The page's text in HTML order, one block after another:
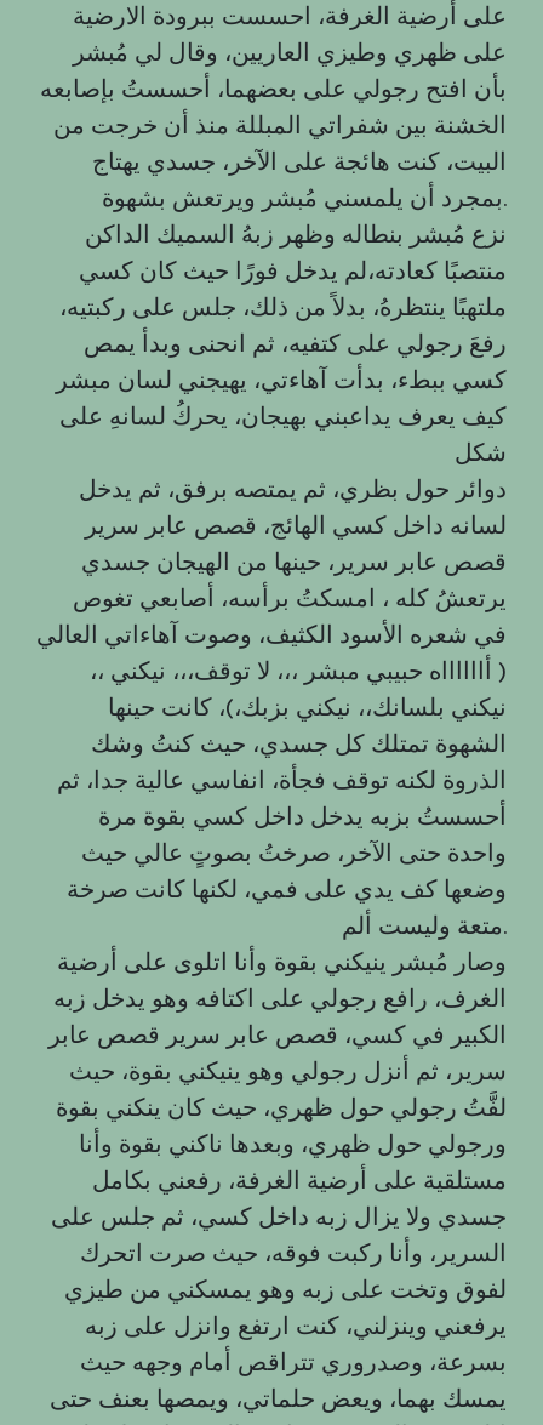
على أرضية الغرفة، احسست ببرودة الارضية
على ظهري وطيزي العاريين، وقال لي مُبشر
بأن افتح رجولي على بعضهما، أحسستُ بإصابعه
الخشنة بين شفراتي المبللة منذ أن خرجت من
البيت، كنت هائجة على الآخر، جسدي يهتاج
بمجرد أن يلمسني مُبشر ويرتعش بشهوة.
نزع مُبشر بنطاله وظهر زبهُ السميك الداكن
منتصبًا كعادته،لم يدخل فورًا حيث كان كسي
ملتهبًا ينتظرهُ، بدلاً من ذلك، جلس على ركبتيه،
رفعَ رجولي على كتفيه، ثم انحنى وبدأ يمص
كسي ببطء، بدأت آهاءتي، يهيجني لسان مبشر
كيف يعرف يداعبني بهيجان، يحركُ لسانهِ على
شكل
دوائر حول بظري، ثم يمتصه برفق، ثم يدخل
لسانه داخل كسي الهائج، قصص عابر سرير
قصص عابر سرير، حينها من الهيجان جسدي
يرتعشُ كله ، امسكتُ برأسه، أصابعي تغوص
في شعره الأسود الكثيف، وصوت آهاءاتي العالي
( أااااااه حبيبي مبشر ،،، لا توقف،،، نيكني ،،
نيكني بلسانك،، نيكني بزبك،)، كانت حينها
الشهوة تمتلك كل جسدي، حيث كنتُ وشك
الذروة لكنه توقف فجأة، انفاسي عالية جدا، ثم
أحسستُ بزبه يدخل داخل كسي بقوة مرة
واحدة حتى الآخر، صرختُ بصوتٍ عالي حيث
وضعها كف يدي على فمي، لكنها كانت صرخة
متعة وليست ألم.
وصار مُبشر ينيكني بقوة وأنا اتلوى على أرضية
الغرف، رافع رجولي على اكتافه وهو يدخل زبه
الكبير في كسي، قصص عابر سرير قصص عابر
سرير، ثم أنزل رجولي وهو ينيكني بقوة، حيث
لفَّتُ رجولي حول ظهري، حيث كان ينكني بقوة
ورجولي حول ظهري، وبعدها ناكني بقوة وأنا
مستلقية على أرضية الغرفة، رفعني بكامل
جسدي ولا يزال زبه داخل كسي، ثم جلس على
السرير، وأنا ركبت فوقه، حيث صرت اتحرك
لفوق وتخت على زبه وهو يمسكني من طيزي
يرفعني وينزلني، كنت ارتفع وانزل على زبه
بسرعة، وصدروري تتراقص أمام وجهه حيث
يمسك بهما، ويعض حلماتي، ويمصها بعنف حتى